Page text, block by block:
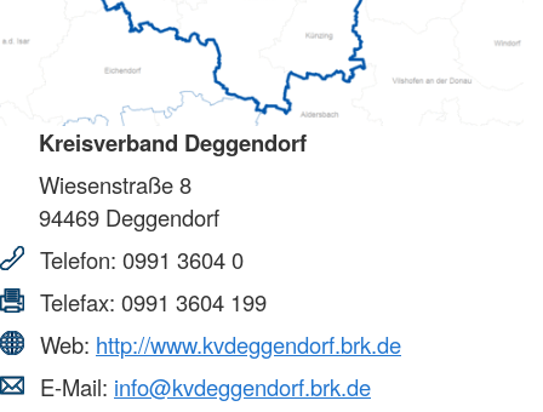
Kreisverband Deggendorf
Wiesenstraße 8
94469 Deggendorf
Telefon: 0991 3604 0
Telefax: 0991 3604 199
Web: http://www.kvdeggendorf.brk.de
E-Mail: info@kvdeggendorf.brk.de